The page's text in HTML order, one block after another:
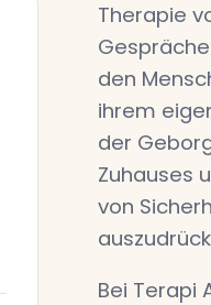
Therapie
den
ihrem
der
Zuhauses
von
Bei Terapi